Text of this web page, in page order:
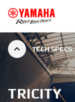
TECH SPECS
TRICITY